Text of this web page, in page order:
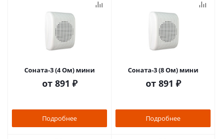
Соната-3 (4 Ом) мини
от 891 ₽
Подробнее
Соната-3 (8 Ом) мини
от 891 ₽
Подробнее